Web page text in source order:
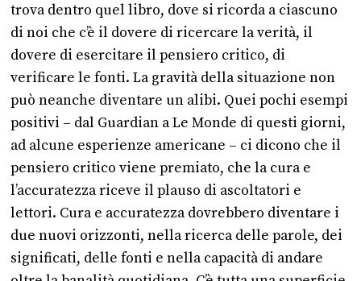
trova dentro quel libro, dove si ricorda a ciascuno
di noi che c’è il dovere di ricercare la verità, il
dovere di esercitare il pensiero critico, di
verificare le fonti. La gravità della situazione non
può neanche diventare un alibi. Quei pochi esempi
positivi – dal Guardian a Le Monde di questi giorni,
ad alcune esperienze americane – ci dicono che il
pensiero critico viene premiato, che la cura e
l’accuratezza riceve il plauso di ascoltatori e
lettori. Cura e accuratezza dovrebbero diventare i
due nuovi orizzonti, nella ricerca delle parole, dei
significati, delle fonti e nella capacità di andare